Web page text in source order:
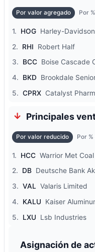
Por valor agregado Por
1. HOG Harley-Davidson
2.
RHI Robert Half
3.
BCC Boise Cascade
4.
BKD Brookdale
5. CPRX Catalyst
Principales
Por valor reducido Por
1. HCC Warrior Met Coal
2.
DB Deutsche Bank
3. VAL Valaris Limited
4.
KALU Kaiser
5.
LXU Lsb Industries
Asignación de